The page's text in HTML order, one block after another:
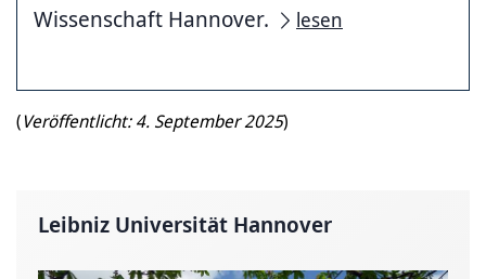
Wissenschaft Hannover.
lesen
(Veröffentlicht: 4. September 2025)
Leibniz Universität Hannover